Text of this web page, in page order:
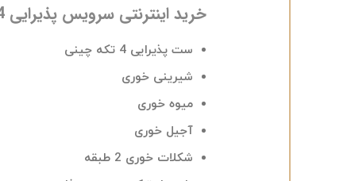
خرید اینترنتی سرویس پذیرایی 4 تکه ماریا
ست پذیرایی 4 تکه چینی
شیرینی خوری
میوه خوری
آجیل خوری
شکلات خوری 2 طبقه